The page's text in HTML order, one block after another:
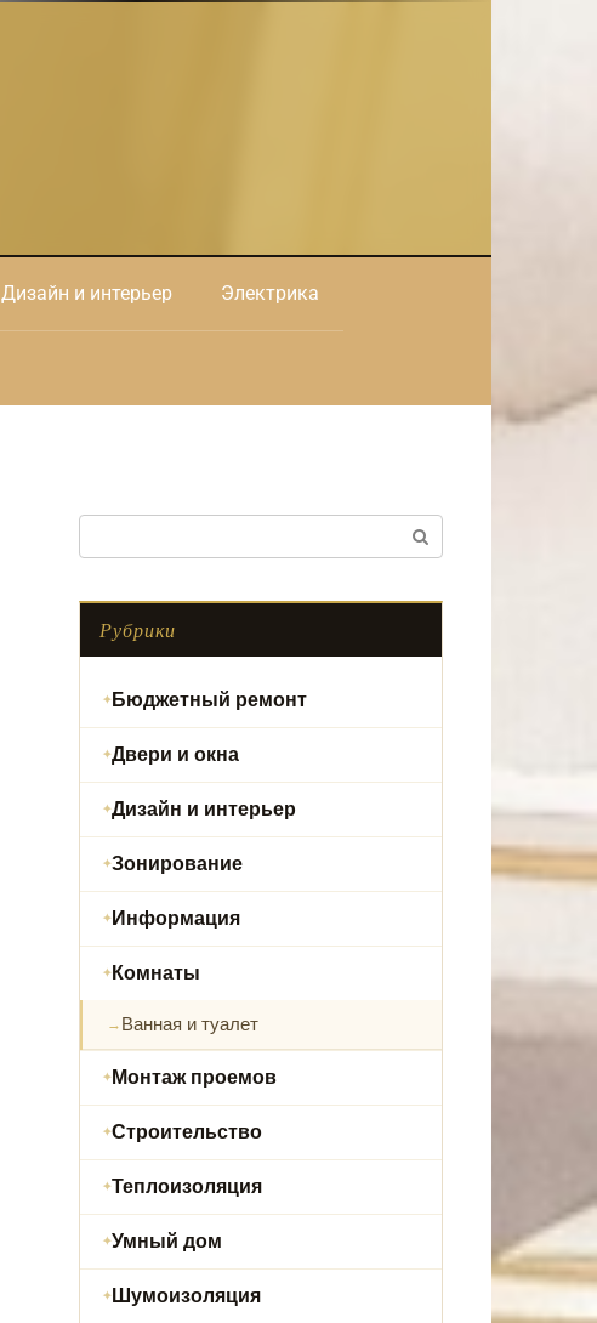
Дизайн и интерьер Электрика
Рубрики
Бюджетный ремонт
Двери и окна
Дизайн и интерьер
Зонирование
Информация
Комнаты
Ванная и туалет
Монтаж проемов
Строительство
Теплоизоляция
Умный дом
Шумоизоляция